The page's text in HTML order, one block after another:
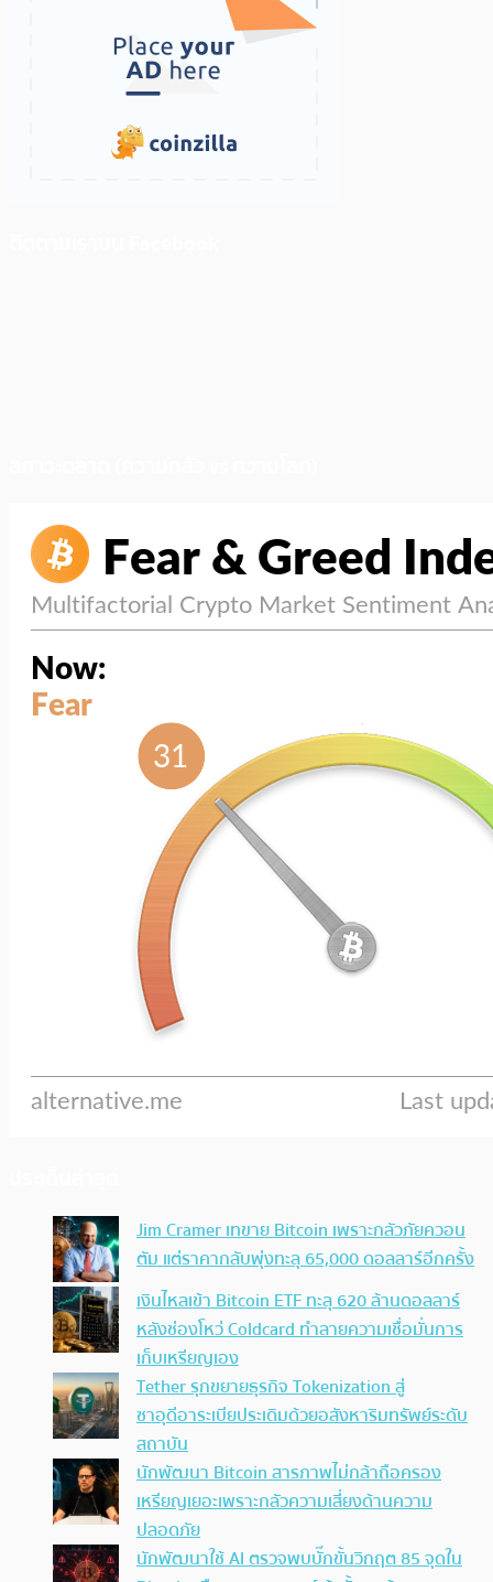
Jim Cramer เทขาย Bitcoin เพราะกลัวภัยควอน
ตัม แต่ราคากลับพุ่งทะลุ 65,000 ดอลลาร์อีกครั้ง
เงินไหลเข้า Bitcoin ETF ทะลุ 620 ล้านดอลลาร์
หลังช่องโหว่ Coldcard ทำลายความเชื่อมั่นการ
เก็บเหรียญเอง
Tether รุกขยายธุรกิจ Tokenization สู่
ซาอุดีอาระเบียประเดิมด้วยอสังหาริมทรัพย์ระดับ
สถาบัน
นักพัฒนา Bitcoin สารภาพไม่กล้าถือครอง
เหรียญเยอะเพราะกลัวความเสี่ยงด้านความ
ปลอดภัย
นักพัฒนาใช้ AI ตรวจพบบั๊กขั้นวิกฤต 85 จุดใน